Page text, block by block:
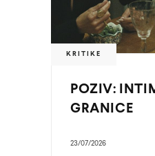
KRITIKE
POZIV:
GRANICE
23/07/2026